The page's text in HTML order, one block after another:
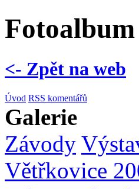
Fotoalbum
<- Zpět na web
Úvod RSS komentářů
Galerie
Závody
Větřkovice